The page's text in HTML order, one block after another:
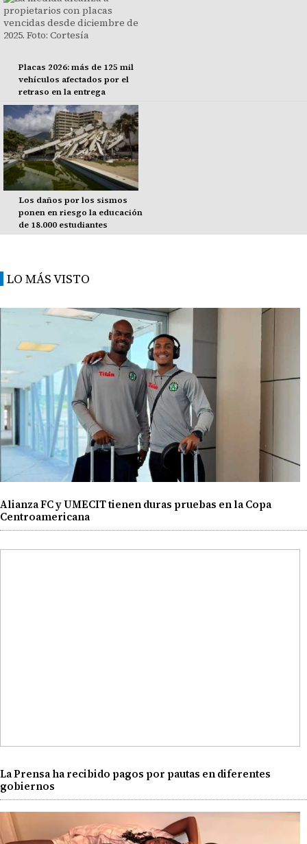
Placas 2026: más de 125 mil
vehículos afectados por el
retraso en la entrega
Los daños por los sismos
ponen en riesgo la educación
de 18.000 estudiantes
LO MÁS VISTO
Alianza FC y UMECIT tienen duras pruebas en la Copa
Centroamericana
La Prensa ha recibido pagos por pautas en diferentes
gobiernos